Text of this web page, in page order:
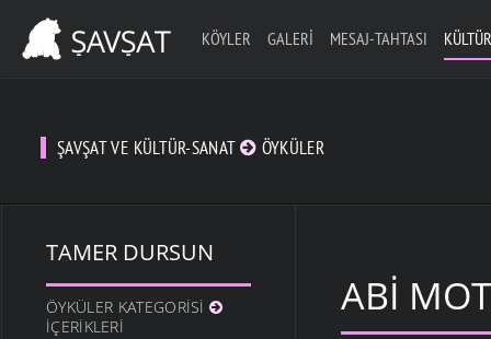
KÖYLER GALERI MESAJ-TAHTASI
ŞAVŞAT VE KÜLTÜR-SANAT ÖYKÜLER
TAMER DURSUN
ÖYKÜLER KATEGORISI
İÇERIKLERI
ABI